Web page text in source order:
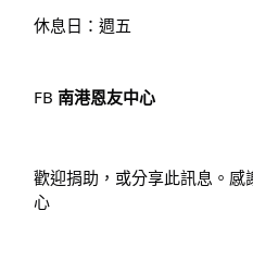
休息日：週五
FB 南港恩友中心
歡迎捐助，或分享此訊息。感
心